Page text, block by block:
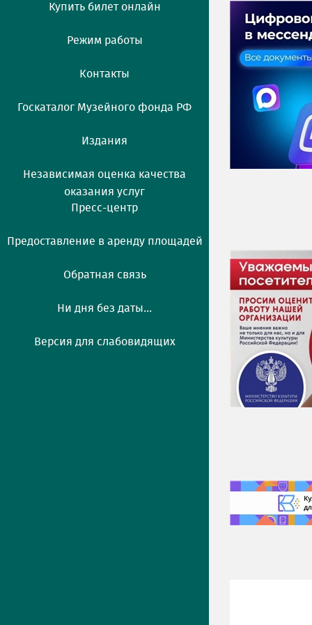
Купить билет онлайн
Режим работы
Контакты
Госкаталог Музейного фонда РФ
Издания
Независимая оценка качества
оказания услуг
Пресс-центр
Предоставление в аренду площадей
Обратная связь
Ни дня без даты...
Версия для слабовидящих